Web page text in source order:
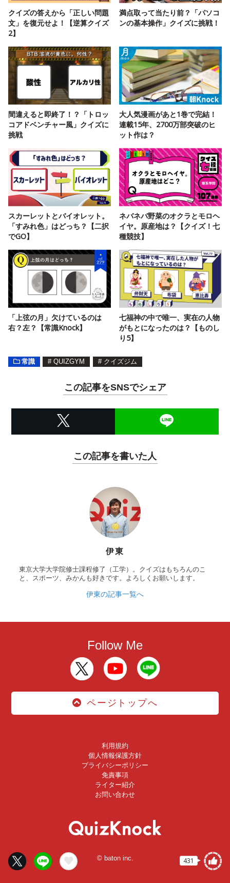
431
クイズの答えから「正しい問題
文」を復元せよ！【逆算クイズ
2】
満点取って当たり前？「パソコ
ンの基本操作」クイズに挑戦！
間違えると即終了！？「トロッ
コアドベンチャー風」クイズに
挑戦
大人気漫画があと1巻で完結！
連載15年、2700万部突破のヒ
ット作は？
スカーレットとバイオレット。
「すみれ色」はどっち？【二択
でGO】
ネバネバ野菜のオクラとモロヘ
イヤ。原産地は？【クイズ！七
種競技】
「上弦の月」欠けているのは
右？左？【常識Knock】
七福神の中で唯一、実在の人物
がもとになったのは？【ものし
り5】
常識 # QUIZGYM # クイズジム
この記事をSNSでシェア
この記事を書いた人
伊東
東京大学大学院修士課程修了（工学）。クイズはもちろんのこ
と、スポーツ、みかんも好きです。よろしくお願いします。
伊東の記事一覧へ
Follow Me
ページトップへ
利用規約
個人情報保護方針
プライバシーポリシー
免責事項
ライター紹介
お問い合わせ
© baton inc.